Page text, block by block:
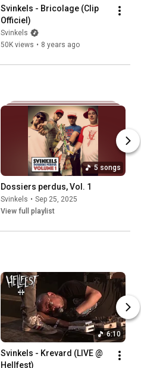
Svinkels - Bricolage (Clip
Officiel)
Svinkels
50K views • 8 years ago
5 songs
Dossiers perdus, Vol. 1
Svinkels • Sep 25, 2025
View full playlist
6:10
Svinkels - Krevard (LIVE @
Hellfest)